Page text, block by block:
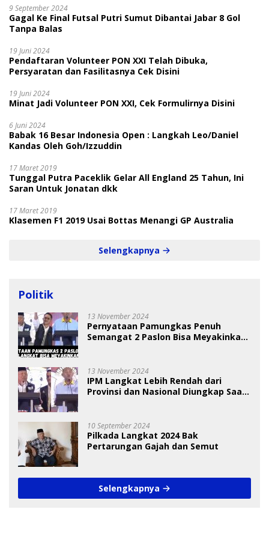
9 September 2024
Gagal Ke Final Futsal Putri Sumut Dibantai Jabar 8 Gol
Tanpa Balas
19 Juni 2024
Pendaftaran Volunteer PON XXI Telah Dibuka,
Persyaratan dan Fasilitasnya Cek Disini
19 Juni 2024
Minat Jadi Volunteer PON XXI, Cek Formulirnya Disini
6 Juni 2024
Babak 16 Besar Indonesia Open : Langkah Leo/Daniel
Kandas Oleh Goh/Izzuddin
17 Maret 2019
Tunggal Putra Paceklik Gelar All England 25 Tahun, Ini
Saran Untuk Jonatan dkk
17 Maret 2019
Klasemen F1 2019 Usai Bottas Menangi GP Australia
Selengkapnya
Politik
13 November 2024
Pernyataan Pamungkas Penuh
Semangat 2 Paslon Bisa Meyakinkan
13 November 2024
IPM Langkat Lebih Rendah dari
Provinsi dan Nasional Diungkap Saat
10 September 2024
Pilkada Langkat 2024 Bak
Pertarungan Gajah dan Semut
Selengkapnya